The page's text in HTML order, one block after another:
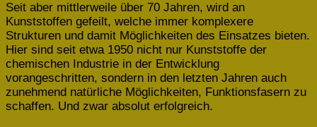
Seit aber mittlerweile über 70 Jahren, wird an
Kunststoffen gefeilt, welche immer komplexere
Strukturen und damit Möglichkeiten des Einsatzes bieten.
Hier sind seit etwa 1950 nicht nur Kunststoffe der
chemischen Industrie in der Entwicklung
vorangeschritten, sondern in den letzten Jahren auch
zunehmend natürliche Möglichkeiten, Funktionsfasern zu
schaffen. Und zwar absolut erfolgreich.